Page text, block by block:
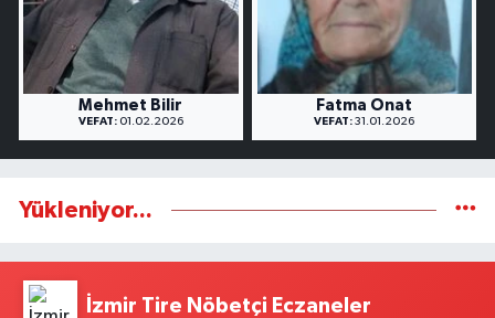
Mehmet Bilir
VEFAT:01.02.2026
Fatma Onat
VEFAT: 31.01.2026
Yükleniyor...
İzmir Tire Nöbetçi Eczaneler